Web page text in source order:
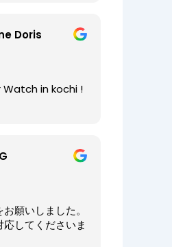
親切なのに加え、
が伝わってきま
接客をしてくれ
物が気持ちよく
、おすすめ通り
ガラッと雰囲気
したご商売は人の
んだなぁと感じ入
とうございま
返信
のご依頼誠にあ
Doris
in kochi !
願いしました。
してくださいま